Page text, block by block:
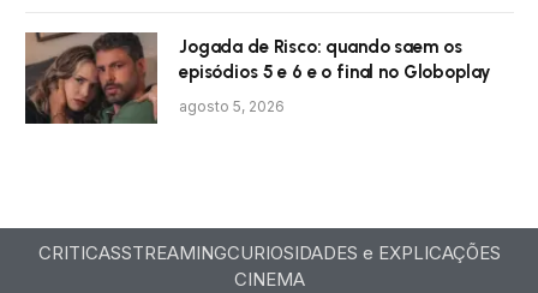
Jogada de Risco: quando saem os
episódios 5 e 6 e o final no Globoplay
agosto 5, 2026
CRITICASSTREAMINGCURIOSIDADES e EXPLICAÇÕES
CINEMA